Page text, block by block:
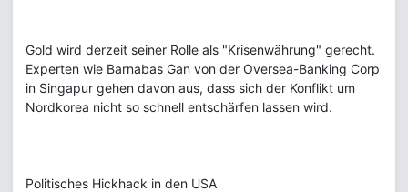
Gold wird derzeit seiner Rolle als "Krisenwährung" gerecht.
Experten wie Barnabas Gan von der Oversea-Banking Corp
in Singapur gehen davon aus, dass sich der Konflikt um
Nordkorea nicht so schnell entschärfen lassen wird.
Politisches Hickhack in den USA